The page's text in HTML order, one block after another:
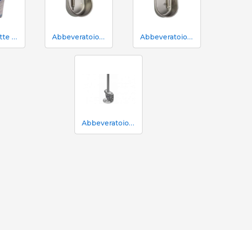
333 salviette umidificate per scrofe durante l'inseminazione Abbeveratoio Aco Funki per scrofe di grossa taglia Multi-Drinker MAXI Abbeveratoio Aco Funki per scrofe Multi-Drinker MULTI
Abbeveratoio in acciaio inox Aco Funki per suinetti in box parto, tubo da 36 cm